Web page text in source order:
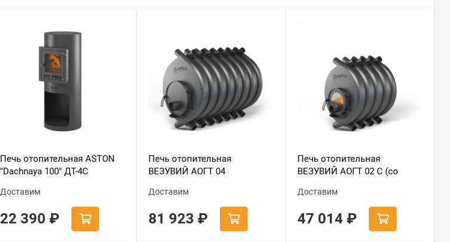
Печь отопительная ASTON
"Dachnaya 100" ДТ-4С
Доставим
22 390 ₽
Печь отопительная
ВЕЗУВИЙ АОГТ 04
Доставим
81 923 ₽
Печь отопительная
ВЕЗУВИЙ АОГТ 02 С (со
Доставим
47 014 ₽